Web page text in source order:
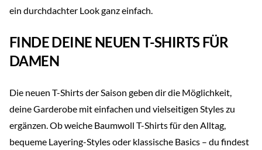
ein durchdachter Look ganz einfach.
FINDE DEINE NEUEN T-SHIRTS FÜR
DAMEN
Die neuen T-Shirts der Saison geben dir die Möglichkeit,
deine Garderobe mit einfachen und vielseitigen Styles zu
ergänzen. Ob weiche Baumwoll T-Shirts für den Alltag,
bequeme Layering-Styles oder klassische Basics – du findest